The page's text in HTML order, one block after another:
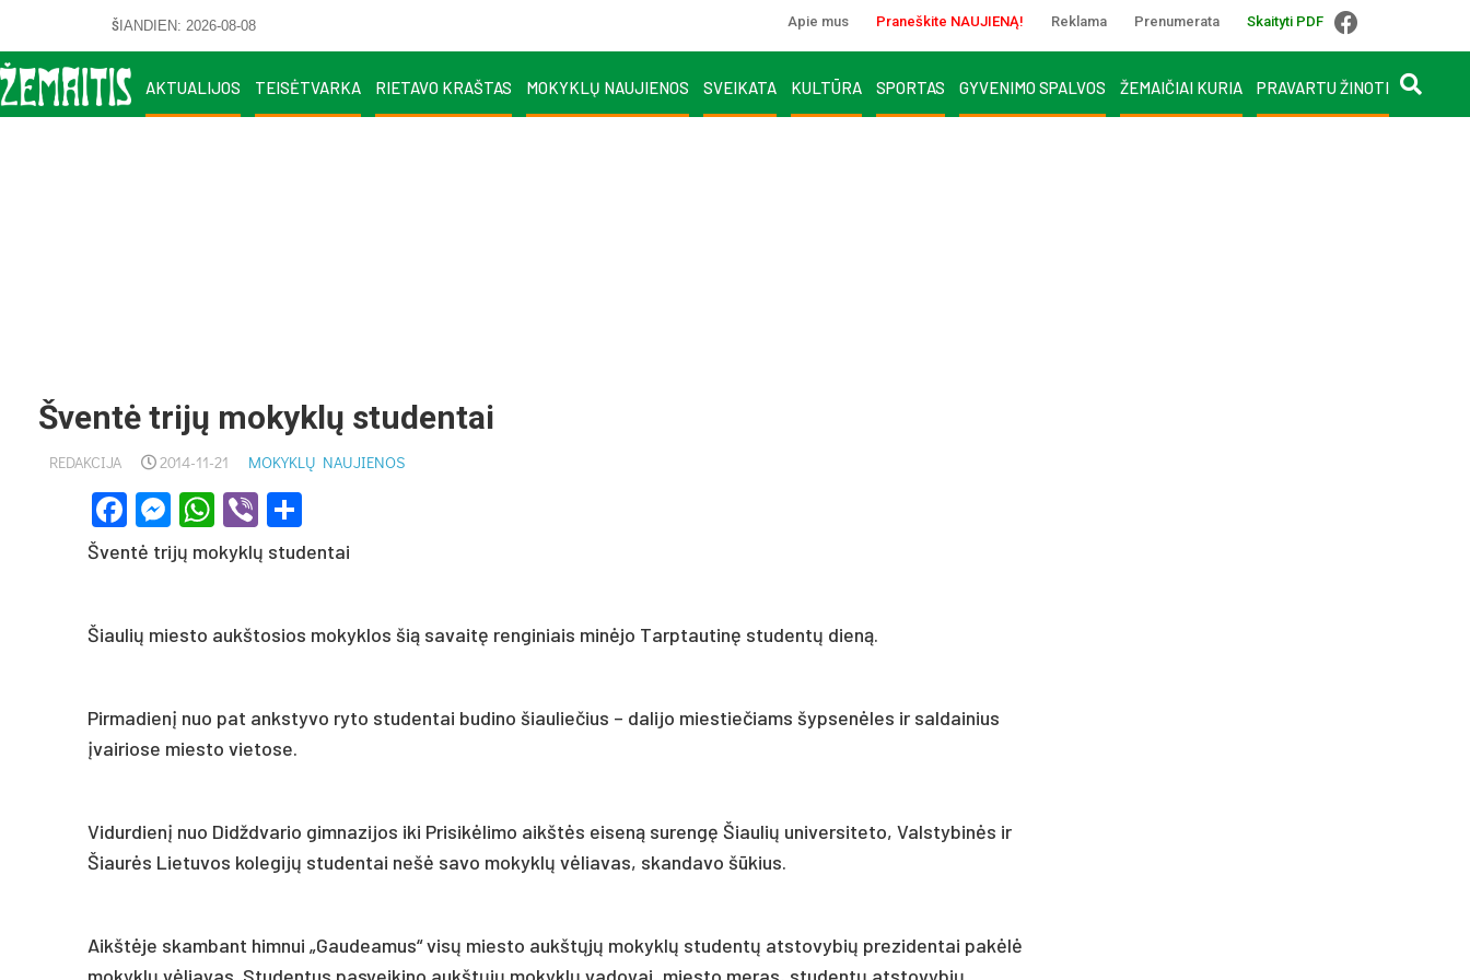
ŠIANDIEN: 2026-08-08 Apie mus Praneškite NAUJIENĄ! Reklama Prenumerata Skaityti PDF
AKTUALIJOS TEISĖTVARKA RIETAVO KRAŠTAS MOKYKLŲ NAUJIENOS SVEIKATA KULTŪRA SPORTAS GYVENIMO SPALVOS ŽEMAIČIAI KURIA PRAVARTU ŽINOTI
Šventė trijų mokyklų studentai
REDAKCIJA 2014-11-21 MOKYKLŲ NAUJIENOS
Facebook
Messenger
WhatsApp
Viber
Šventė trijų mokyklų studentai
Šiaulių miesto aukštosios mokyklos šią savaitę renginiais minėjo Tarptautinę studentų dieną.
Pirmadienį nuo pat ankstyvo ryto studentai budino šiauliečius – dalijo miestiečiams šypsenėles ir saldainius
įvairiose miesto vietose.
Vidurdienį nuo Didždvario gimnazijos iki Prisikėlimo aikštės eiseną surengę Šiaulių universiteto, Valstybinės ir
Šiaurės Lietuvos kolegijų studentai nešė savo mokyklų vėliavas, skandavo šūkius.
Aikštėje skambant himnui „Gaudeamus“ visų miesto aukštųjų mokyklų studentų atstovybių prezidentai pakėlė